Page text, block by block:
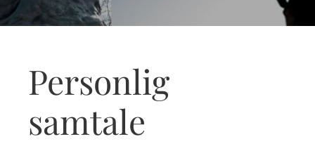
Personlig
samtale